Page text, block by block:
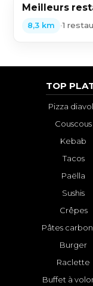
Meilleurs
8,3 km •1
TOP
Pizza
Couscous
Kebab
Tacos
Paëlla
Sushis
Crêpes
Pâtes
Burger
Raclette
Buffet à